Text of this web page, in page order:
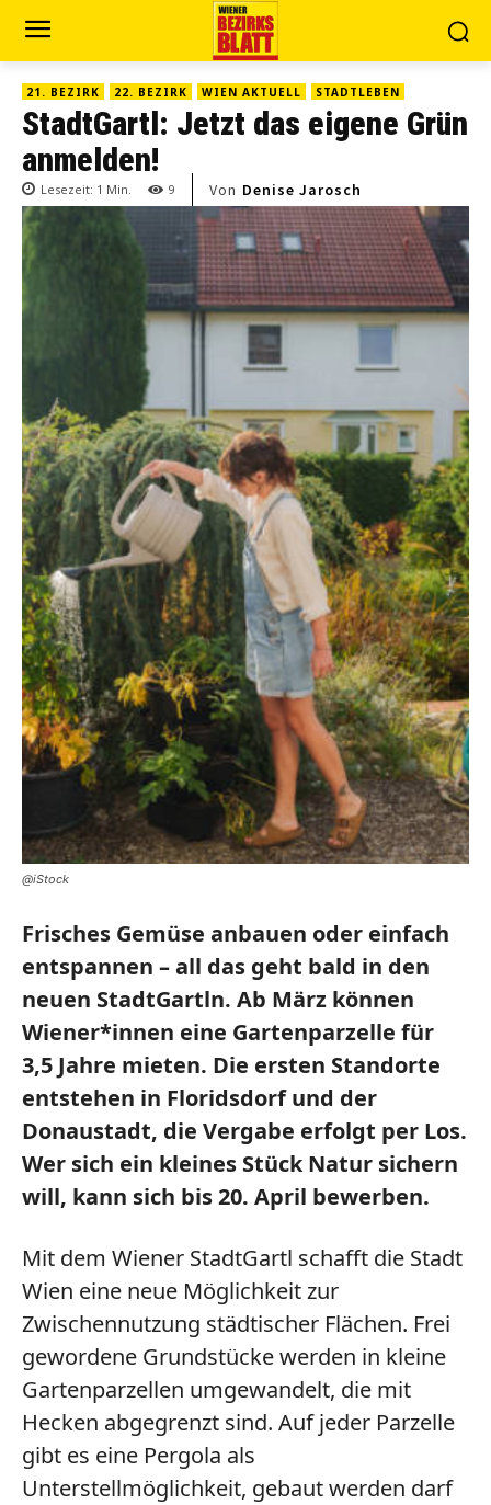
21. BEZIRK 22. BEZIRK WIEN AKTUELL STADTLEBEN
StadtGartl: Jetzt das eigene Grün
anmelden!
Lesezeit: 1 Min. 9 Von Denise Jarosch
@iStock
Frisches Gemüse anbauen oder einfach
entspannen – all das geht bald in den
neuen StadtGartln. Ab März können
Wiener*innen eine Gartenparzelle für
3,5 Jahre mieten. Die ersten Standorte
entstehen in Floridsdorf und der
Donaustadt, die Vergabe erfolgt per Los.
Wer sich ein kleines Stück Natur sichern
will, kann sich bis20. April bewerben.
Mit dem Wiener StadtGartl schafft die Stadt
Wien eine neue Möglichkeit zur
Zwischennutzung städtischer Flächen. Frei
gewordene Grundstücke werden in kleine
Gartenparzellen umgewandelt, die mit
Hecken abgegrenzt sind. Auf jeder Parzelle
gibt es eine Pergola als
Unterstellmöglichkeit, gebaut werden darf